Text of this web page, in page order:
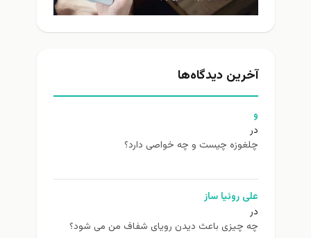
آخرین دیدگاه‌ها
و
در
چلغوزه چیست و چه خواصی دارد؟
علی روئیا ساز
در
چه چیزی باعث دیدن رویای شفاف من می شود؟